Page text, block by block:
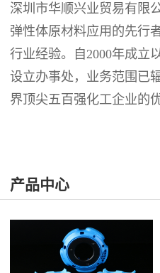
深圳市华顺兴业贸易有限
弹性体原材料应用的先行
行业经验。自2000年成立
设立办事处，业务范围已
界顶尖五百强化工企业的
产品中心